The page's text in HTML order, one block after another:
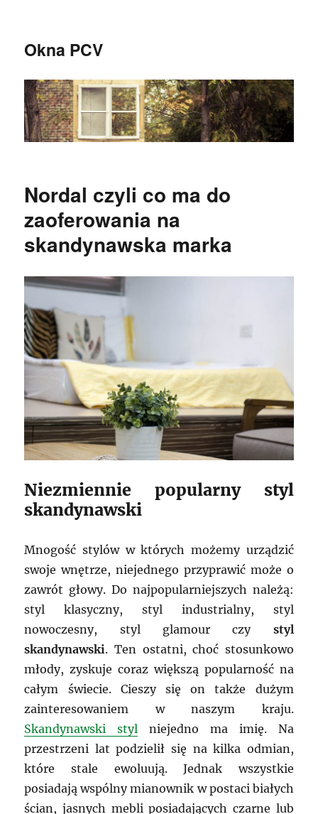
Okna PCV
Nordal czyli co ma do
zaoferowania na
skandynawska marka
Niezmiennie popularny styl
skandynawski
Mnogość stylów w których możemy urządzić
swoje wnętrze, niejednego przyprawić może o
zawrót głowy. Do najpopularniejszych należą:
styl klasyczny, styl industrialny, styl
nowoczesny, styl glamour czy styl
skandynawski. Ten ostatni, choć stosunkowo
młody, zyskuje coraz większą popularność na
całym świecie. Cieszy się on także dużym
zainteresowaniem w naszym kraju.
Skandynawski styl niejedno ma imię. Na
przestrzeni lat podzielił się na kilka odmian,
które stale ewoluują. Jednak wszystkie
posiadają wspólny mianownik w postaci białych
ścian, jasnych mebli posiadających czarne lub